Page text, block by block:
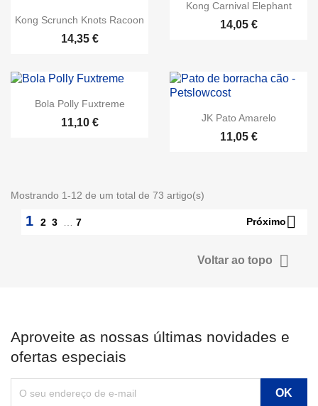
Kong Scrunch Knots Racoon
14,35 €
Kong Carnival Elephant
14,05 €
Bola Polly Fuxtreme
11,10 € JK Pato Amarelo
11,05 €
Mostrando 1-12 de um total de 73 artigo(s)
1 2 3 … 7 Próximo
Voltar ao topo 
Aproveite as nossas últimas novidades e
ofertas especiais